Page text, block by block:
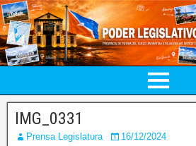
IMG_0331
Prensa Legislatura 16/12/2024